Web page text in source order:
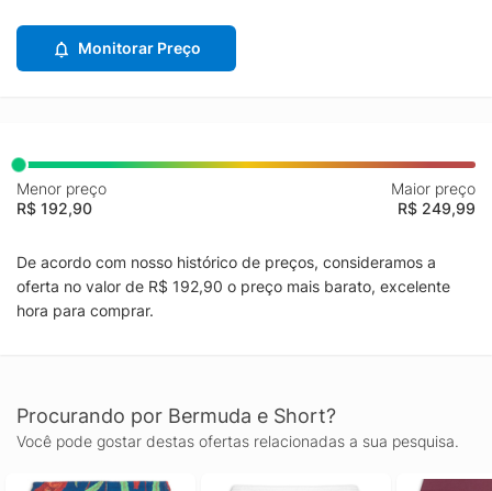
Monitorar Preço
Menor preço
R$ 192,90
Maior preço
R$ 249,99
De acordo com nosso histórico de preços, consideramos a
oferta no valor de R$ 192,90 o preço mais barato, excelente
hora para comprar.
Procurando por Bermuda e Short?
Você pode gostar destas ofertas relacionadas a sua pesquisa.